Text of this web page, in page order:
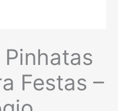
Pinhatas
Festas –